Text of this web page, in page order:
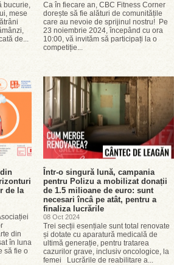
bucurie,
mese
de...
Ca în fiecare an, CBC Fitness Corner
dorește să fie alături de comunitățile
care au nevoie de sprijinul nostru! Pe
23 noiembrie 2024, începând cu ora
10:00, vă invităm să participați la o
competiție...
de la
din
în luna
să fie o
Într-o singură lună, campania
pentru Polizu a mobilizat donații
de 1.5 milioane de euro: sunt
necesari încâ pe atât, pentru a
finaliza lucrările
08 Oct 2024
Trei secții esențiale sunt total renovate
și dotate cu aparatură medicală de
ultimă generație, pentru tratarea
cazurilor grave, inclusiv oncologice, la
femei Lucrările de reabilitare a...